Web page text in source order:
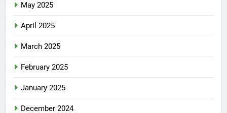
May 2025
April 2025
March 2025
February 2025
January 2025
December 2024